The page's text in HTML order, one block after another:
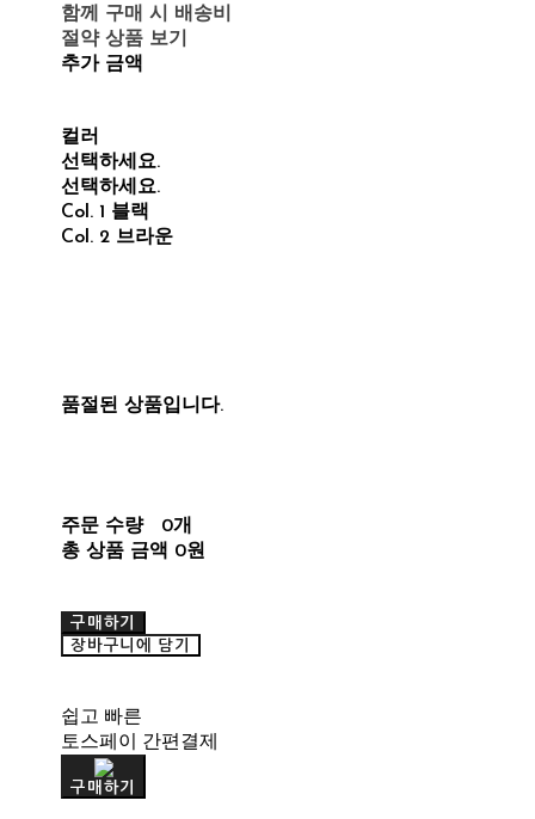
함께 구매 시 배송비
절약 상품 보기
추가 금액
컬러
선택하세요.
선택하세요.
Col. 1 블랙
Col. 2 브라운
품절된 상품입니다.
주문 수량
0개
총 상품 금액 0원
구매하기
장바구니에 담기
쉽고 빠른
토스페이 간편결제
구매하기